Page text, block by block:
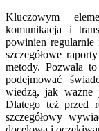
Kluczowym
komunikacja i
powinien regularnie
szczegółowe
metody. Pozwala
podejmować
wiedzą, jak ważne
Dlatego też przed
szczegółowy